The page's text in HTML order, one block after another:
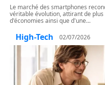
Le marché des smartphones
véritable évolution, attirant de
d'économies ainsi que d'une…
High-Tech 02/07/2026